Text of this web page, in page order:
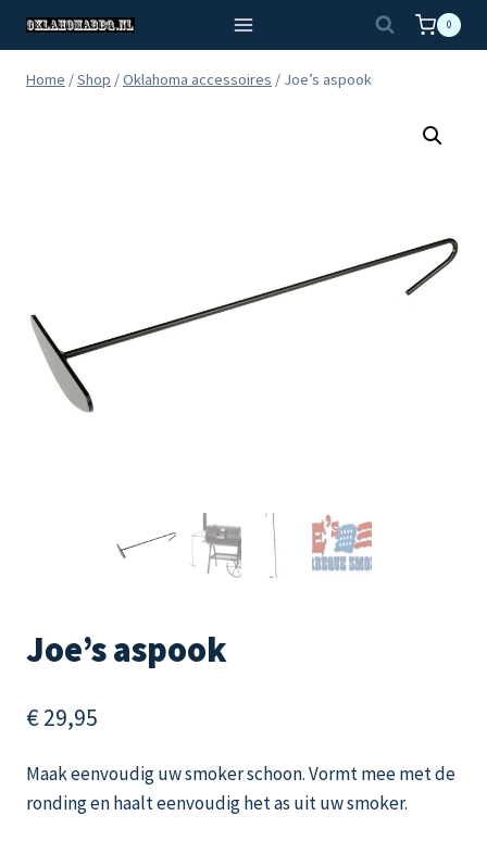
Doorgaan
inhoud
0
Home /Shop /Oklahoma accessoires / Joe’s aspook
Joe’s aspook
€ 29,95
Maak eenvoudig uw smoker schoon. Vormt mee met de
ronding en haalt eenvoudig het as uit uw smoker.